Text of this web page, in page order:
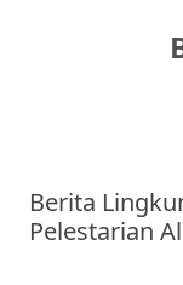
Berita
Pelestarian